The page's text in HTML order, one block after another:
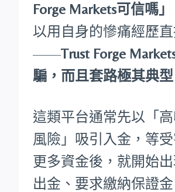
Forge Markets可信嗎」
以用自身的慘痛經歷
——Trust Forge
騙，而且套路極其典型
這類平台通常先以「
風險」吸引入金，等
更多資金後，就開始
出金、要求繳納保證